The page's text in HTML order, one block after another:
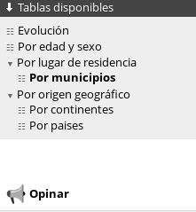
Tablas disponibles
Evolución
Por edad y sexo
Por lugar de residencia
Por municipios
Por origen geográfico
Por continentes
Por paises
Opinar